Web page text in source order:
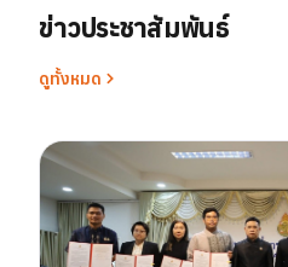
ข่าวประชาสัมพันธ์
ดูทั้งหมด